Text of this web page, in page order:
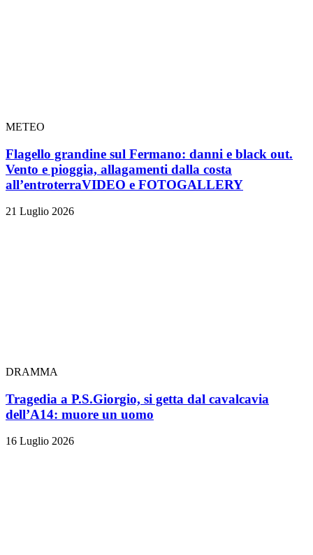
METEO
Flagello grandine sul Fermano: danni e black out.
Vento e pioggia, allagamenti dalla costa
all’entroterraVIDEO e FOTOGALLERY
21 Luglio 2026
DRAMMA
Tragedia a P.S.Giorgio, si getta dal cavalcavia
dell’A14: muore un uomo
16 Luglio 2026